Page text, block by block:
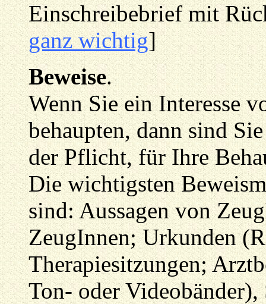
Einschreibebrief mit
ganz wichtig]
Beweise.
Wenn Sie ein Interesse
behaupten, dann sind
der Pflicht, für Ihre
Die wichtigsten
sind: Aussagen von
ZeugInnen; Urkunden
Therapiesitzungen;
Ton- oder Videobänder),